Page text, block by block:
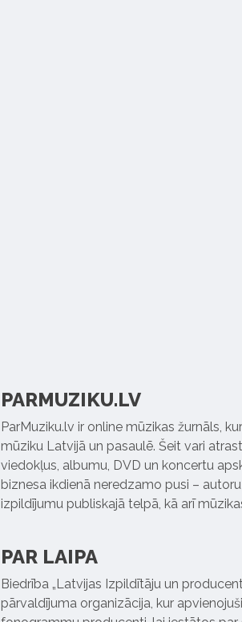
PARMUZIKU.LV
ParMuziku.lv ir online mūzikas žurnāls,
mūziku Latvijā un pasaulē. Šeit vari
viedokļus, albumu, DVD un koncertu
biznesa ikdienā neredzamo pusi –
izpildījumu publiskajā telpā, kā arī
PAR LAIPA
Biedrība „Latvijas Izpildītāju un
pārvaldījuma organizācija, kur